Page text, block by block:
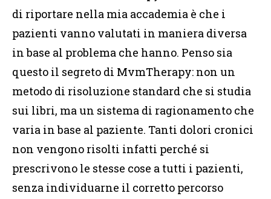
di riportare nella mia accademia è che i
pazienti vanno valutati in maniera diversa
in base al problema che hanno. Penso sia
questo il segreto di MvmTherapy: non un
metodo di risoluzione standard che si studia
sui libri, ma un sistema di ragionamento che
varia in base al paziente. Tanti dolori cronici
non vengono risolti infatti perché si
prescrivono le stesse cose a tutti i pazienti,
senza individuarne il corretto percorso